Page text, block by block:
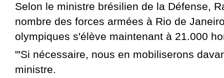
Selon le ministre brésilien de la Défense,
nombre des forces armées à Rio de
olympiques s'élève maintenant à 21.000
"'Si nécessaire, nous en mobiliserons
ministre.